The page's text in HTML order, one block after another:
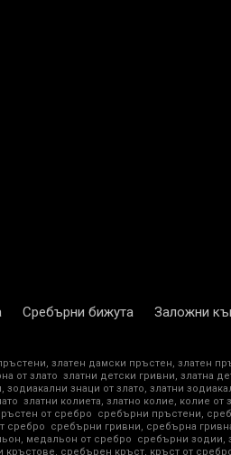
Сребърни бижута Заложни
златен дамски пръстен, златен
от злато златни детски гривни, златна
зодиакални знаци от злато, златни
златни колиета, златно колие, колие от
от сребро сребърни пръстени,
сребро сребърни гривни, сребърна
медальон от сребро сребърни зодии,
кръстове, сребърен кръст, кръст от